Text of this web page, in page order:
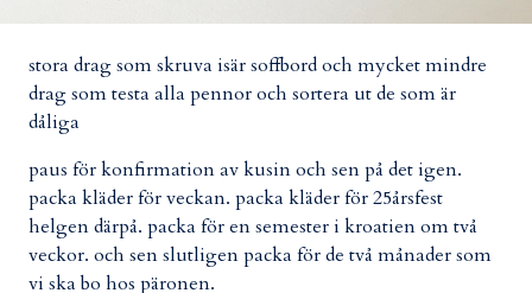
stora drag som skruva isär soffbord och mycket mindre
drag som testa alla pennor och sortera ut de som är
dåliga
paus för konfirmation av kusin och sen på det igen.
packa kläder för veckan. packa kläder för 25årsfest
helgen därpå. packa för en semester i kroatien om två
veckor. och sen slutligen packa för de två månader som
vi ska bo hos päronen.